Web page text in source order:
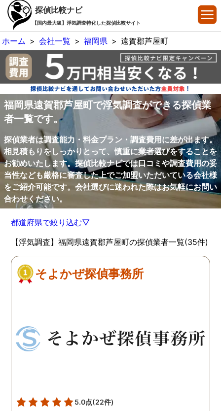
探偵比較ナビ
【国内最大級】浮気調査特化した探偵比較サイト
ホーム > 会社一覧 > 福岡県 > 遠賀郡芦屋町
福岡県遠賀郡芦屋町で浮気調査ができる探偵業
者一覧です。
探偵業者は調査能力・料金プラン・調査費用に差が出ます。
相見積もりをしっかりとって、慎重に業者選びをすることを
お勧めいたします。探偵比較ナビでは口コミや調査費用の妥
当性なども厳格に審査した上でご加盟いただいている会社様
をご紹介可能です。会社選びに迷われた際はお気軽にお問い
合わせください。
都道府県で絞り込む▽
【浮気調査】福岡県遠賀郡芦屋町の探偵業者一覧(35件)
そよかぜ探偵事務所
5.0点(22件)